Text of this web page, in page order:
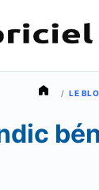
/ LE